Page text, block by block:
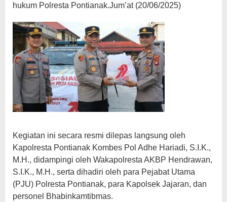
hukum Polresta Pontianak.Jum’at (20/06/2025)
Kegiatan ini secara resmi dilepas langsung oleh
Kapolresta Pontianak Kombes Pol Adhe Hariadi, S.I.K.,
M.H., didampingi oleh Wakapolresta AKBP Hendrawan,
S.I.K., M.H., serta dihadiri oleh para Pejabat Utama
(PJU) Polresta Pontianak, para Kapolsek Jajaran, dan
personel Bhabinkamtibmas.